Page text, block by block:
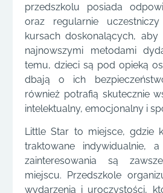
przedszkolu posiada
oraz regularnie
kursach doskonalących,
najnowszymi metodami
temu, dzieci są pod opieką
dbają o ich
również potrafią skutecznie
intelektualny, emocjonalny i
Little Star to miejsce, gdzie
traktowane indywidualnie,
zainteresowania są
miejscu. Przedszkole
wydarzenia i uroczystości,